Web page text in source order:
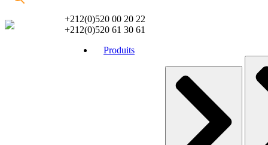
+212(0)520 00 20 22
+212(0)520 61 30 61
Produits